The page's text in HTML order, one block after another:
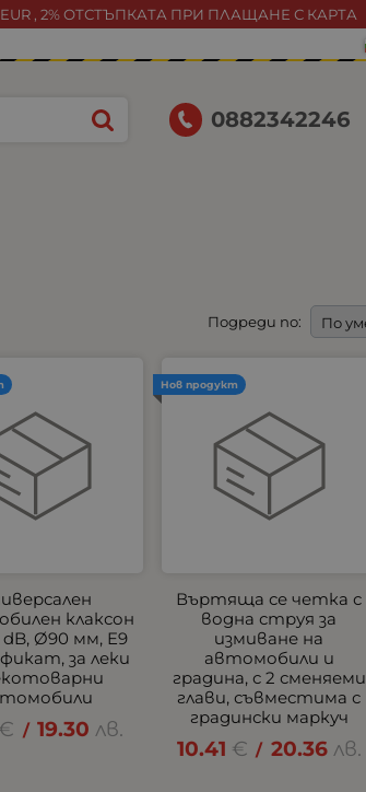
, 2% ОТСТЪПКАТА ПРИ ПЛАЩАНЕ С КАРТА
0882342246
Подреди по:
клаксон
dB, Ø90 мм, E9
за леки
€ / 19.30 лв.
Въртяща се четка с
водна струя за
измиване на
автомобили и
градина, с 2 сменяеми
глави, съвместима с
градински маркуч
10.41 € / 20.36 лв.
Нов продукт